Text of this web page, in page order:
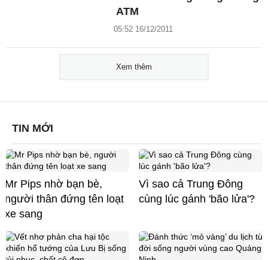
ATM
05:52 16/12/2011
Xem thêm
TIN MỚI
Mr Pips nhờ bạn bè,
người thân đứng tên loạt
xe sang
Vì sao cả Trung Đông
cùng lúc gánh 'bão lửa'?